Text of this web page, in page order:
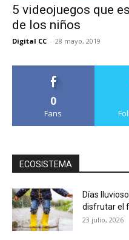
5 videojuegos que
de los niños
Digital CC - 28 mayo, 2019
0
Fans
ECOSISTEMA
Días
disfrutar el
23 julio, 2026